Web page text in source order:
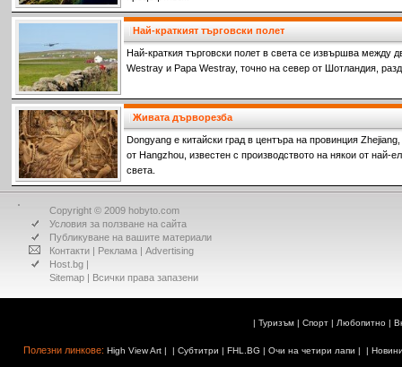
Най-краткият търговски полет
Най-краткия търговски полет в света се извършва между
Westray и Papa Westray, точно на север от Шотландия,
Живата дърворезба
Dongyang е китайски град в центъра на провинция
от Hangzhou, известен с производството на някои от най-
света.
Copyright © 2009 hobyto.com
Условия за ползване на сайта
Публикуване на вашите материали
Контакти | Реклама | Advertising
Host.bg |
Sitemap | Всички права запазени
| Туризъм| Спорт| Любопитно|
Полезни линкове: High View Art| | Субтитри | FHL.BG | Очи на четири лапи | |